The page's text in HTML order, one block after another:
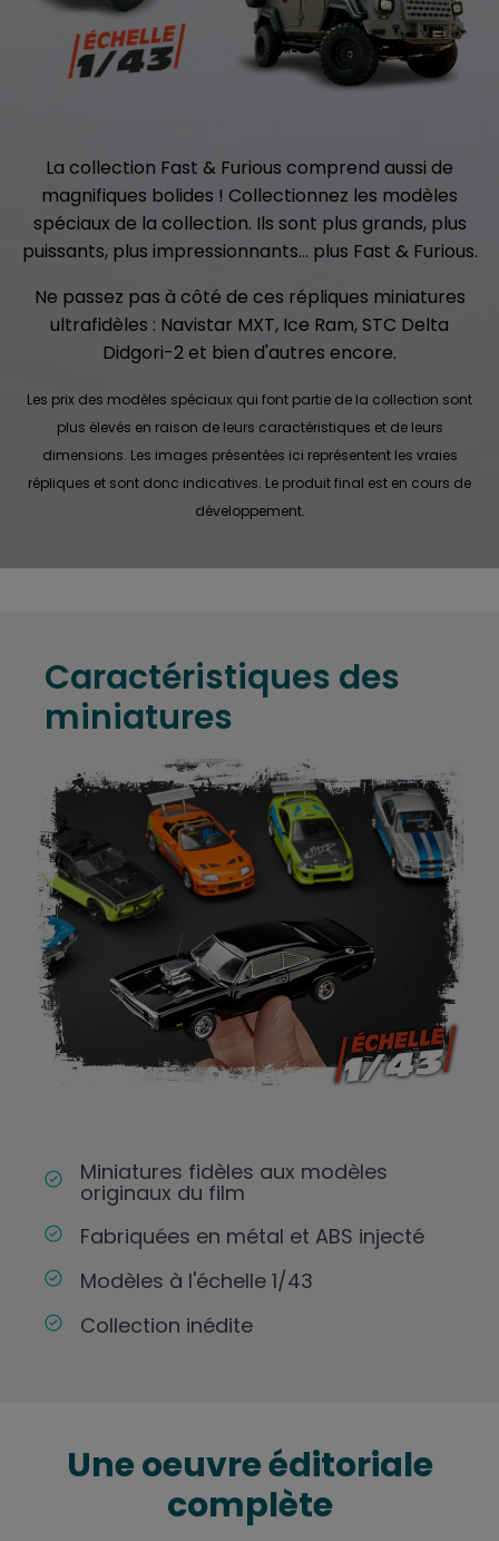
La collection Fast & Furious comprend aussi de
magnifiques bolides ! Collectionnez les modèles
spéciaux de la collection. Ils sont plus grands, plus
puissants, plus impressionnants... plus Fast & Furious.
Ne passez pas à côté de ces répliques miniatures
ultrafidèles : Navistar MXT, Ice Ram, STC Delta
Didgori-2 et bien d'autres encore.
Les prix des modèles spéciaux qui font partie de la collection sont
plus élevés en raison de leurs caractéristiques et de leurs
dimensions. Les images présentées ici représentent les vraies
répliques et sont donc indicatives. Le produit final est en cours de
développement.
Miniatures fidèles aux modèles
originaux du film
Fabriquées en métal et ABS injecté
Modèles à l'échelle 1/43
Collection inédite
Caractéristiques des
miniatures
Une oeuvre éditoriale
complète